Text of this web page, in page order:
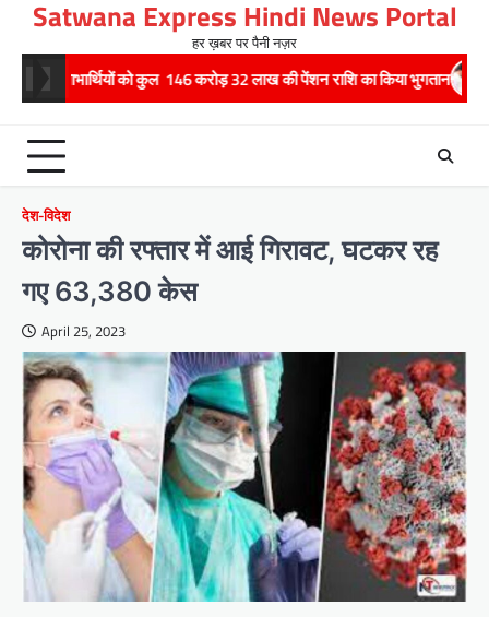
content
Satwana Express Hindi News Portal
हर ख़बर पर पैनी नज़र
को कुल 146 करोड़ 32 लाख की पेंशन राशि का किया भुगतान राष्ट्रीय
देश-विदेश
कोरोना की रफ्तार में आई गिरावट, घटकर रह
गए 63,380 केस
April 25, 2023